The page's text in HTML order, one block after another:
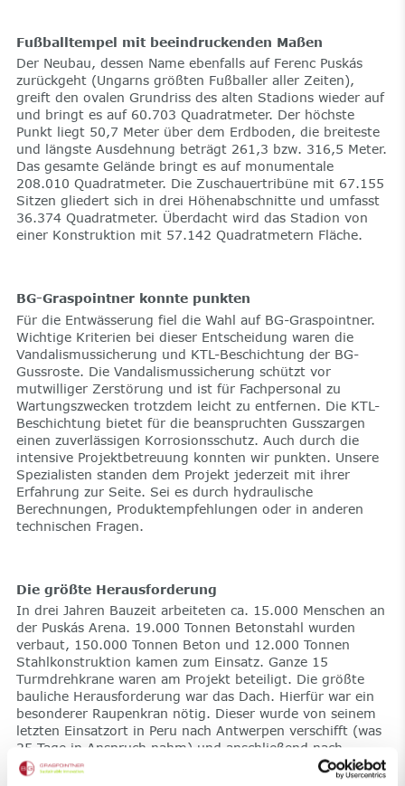
Fußballtempel mit beeindruckenden Maßen
Der Neubau, dessen Name ebenfalls auf Ferenc Puskás
zurückgeht (Ungarns größten Fußballer aller Zeiten),
greift den ovalen Grundriss des alten Stadions wieder auf
und bringt es auf 60.703 Quadratmeter. Der höchste
Punkt liegt 50,7 Meter über dem Erdboden, die breiteste
und längste Ausdehnung beträgt 261,3 bzw. 316,5 Meter.
Das gesamte Gelände bringt es auf monumentale
208.010 Quadratmeter. Die Zuschauertribüne mit 67.155
Sitzen gliedert sich in drei Höhenabschnitte und umfasst
36.374 Quadratmeter. Überdacht wird das Stadion von
einer Konstruktion mit 57.142 Quadratmetern Fläche.
BG-Graspointner konnte punkten
Für die Entwässerung fiel die Wahl auf BG-Graspointner.
Wichtige Kriterien bei dieser Entscheidung waren die
Vandalismussicherung und KTL-Beschichtung der BG-
Gussroste. Die Vandalismussicherung schützt vor
mutwilliger Zerstörung und ist für Fachpersonal zu
Wartungszwecken trotzdem leicht zu entfernen. Die KTL-
Beschichtung bietet für die beanspruchten Gusszargen
einen zuverlässigen Korrosionsschutz. Auch durch die
intensive Projektbetreuung konnten wir punkten. Unsere
Spezialisten standen dem Projekt jederzeit mit ihrer
Erfahrung zur Seite. Sei es durch hydraulische
Berechnungen, Produktempfehlungen oder in anderen
technischen Fragen.
Die größte Herausforderung
In drei Jahren Bauzeit arbeiteten ca. 15.000 Menschen an
der Puskás Arena. 19.000 Tonnen Betonstahl wurden
verbaut, 150.000 Tonnen Beton und 12.000 Tonnen
Stahlkonstruktion kamen zum Einsatz. Ganze 15
Turmdrehkrane waren am Projekt beteiligt. Die größte
bauliche Herausforderung war das Dach. Hierfür war ein
besonderer Raupenkran nötig. Dieser wurde von seinem
letzten Einsatzort in Peru nach Antwerpen verschifft (was
25 Tage in Anspruch nahm) und anschließend nach
Budapest gefahren. Allein der Aufbau vor Ort dauerte
zwei Wochen. Doch der Kran konnte pünktlich seine